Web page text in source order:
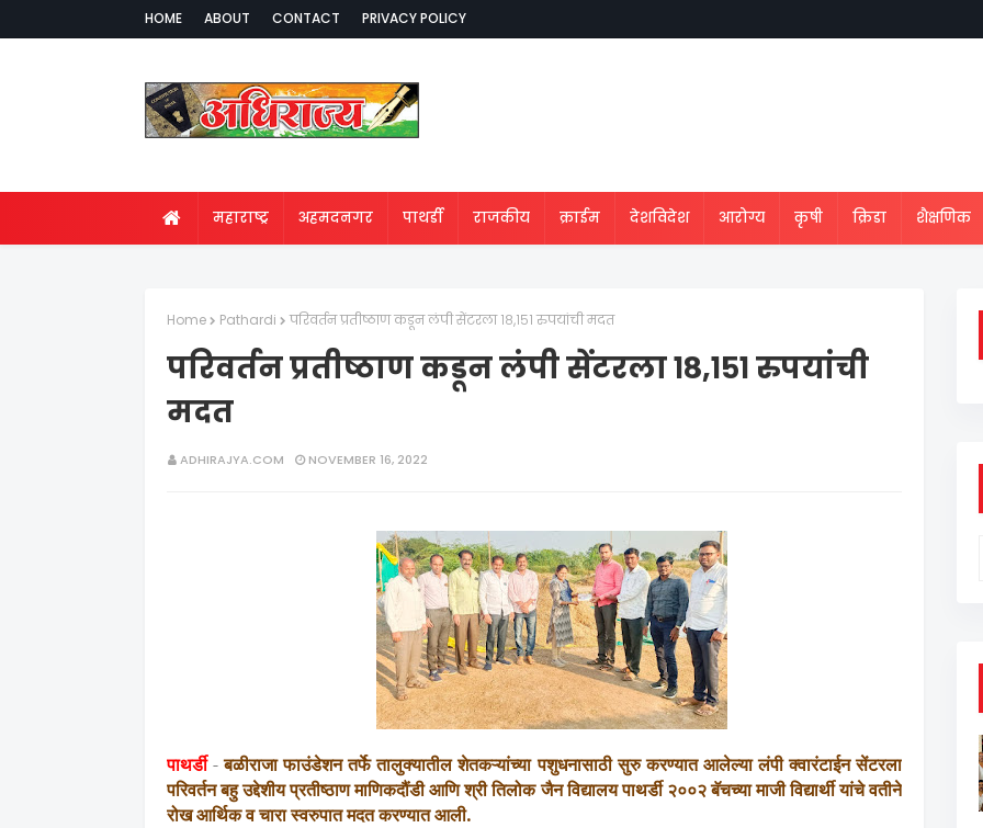
HOME ABOUT CONTACT PRIVACY POLICY
महाराष्ट्र अहमदनगर पाथर्डी राजकीय क्राईम देशविदेश आरोग्य कृषी क्रिडा शैक्षणिक
Home Pathardi परिवर्तन प्रतीष्ठाण कडून लंपी सेंटरला १८,१५१ रुपयांची मदत
परिवर्तन प्रतीष्ठाण कडून लंपी सेंटरला १८,१५१ रुपयांची
मदत
ADHIRAJYA.COM NOVEMBER 16, 2022
पाथर्डी -बळीराजा फाउंडेशन तर्फेतालुक्यातील शेतकऱ्यांच्या पशुधनासाठी सुरुकरण्यात आलेल्या लंपी क्वारंटाईन सेंटरला
परिवर्तन बहु उद्देशीय प्रतीष्ठाण माणिकदौंडी आणि श्री तिलोक जैन विद्यालय पाथर्डी२००२बॅचच्यामाजी विद्यार्थी यांचे वतीने
रोख आर्थिक व चारा स्वरुपातमदत करण्यात आली.